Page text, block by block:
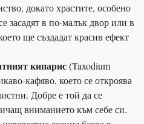
докато храстите, особено
засадят в по-малък двор или в
ще създадат красив ефект
кипарис(Taxodium
кафяво, което се откроява
Добре е той да се
вниманието към себе си.